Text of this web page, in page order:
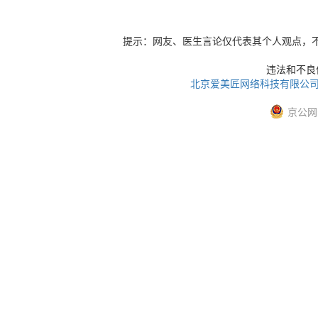
提示：网友、医生言论仅代表其个人观点
违法和不
北京爱美匠网络科技有限公
京公